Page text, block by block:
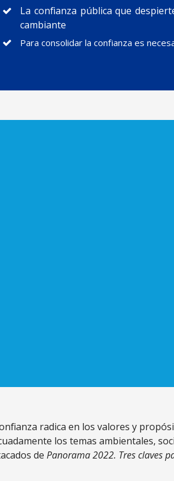
La confianza pública que
cambiante
Para consolidar la confianza es
radica en los valores y
los temas ambientales,
de Panorama 2022. Tres claves